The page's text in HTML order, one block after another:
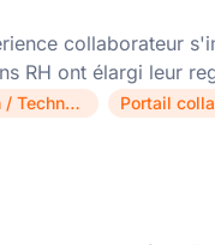
collaborateur
RH ont élargi leur
Innovation / Technologie ,
Portail